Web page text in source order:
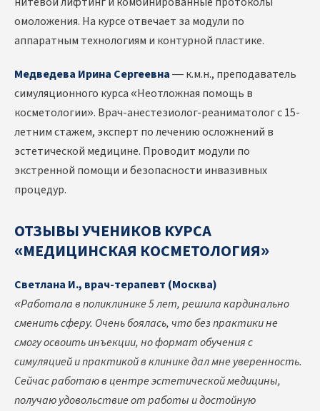
омоложения. На курсе отвечает за модули по
аппаратным технологиям и контурной пластике.
Медведева Ирина Сергеевна— к.м.н., преподаватель
симуляционного курса «Неотложная помощь в
косметологии». Врач-анестезиолог-реаниматолог с 15-
летним стажем, эксперт по лечению осложнений в
эстетической медицине. Проводит модули по
экстренной помощи и безопасности инвазивных
процедур.
ОТЗЫВЫ УЧЕНИКОВ КУРСА
«МЕДИЦИНСКАЯ КОСМЕТОЛОГИЯ»
Светлана И., врач-терапевт (Москва)
«Работала в поликлинике 5 лет, решила кардинально
сменить сферу. Очень боялась, что без практики не
смогу освоить инъекции, но формат обучения с
симуляцией и практикой в клинике дал мне уверенность.
Сейчас работаю в центре эстетической медицины,
получаю удовольствие от работы и достойную